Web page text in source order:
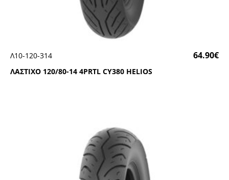
ΛΑΣΤΙΧΟ 120/80-14 4ΡRΤL CΥ380 ΗΕLΙΟS
Λ10-120-314 64.90€